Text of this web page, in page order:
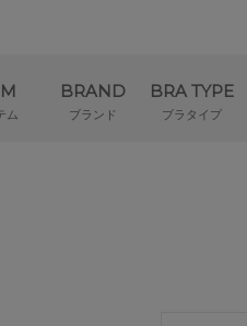
ム
BRAND
ブランド
BRA TYPE
ブラタイプ